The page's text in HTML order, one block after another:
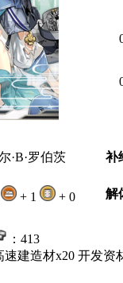
·B·罗伯茨 补
+ 1 + 0 解
：413
建造材x20 开发资